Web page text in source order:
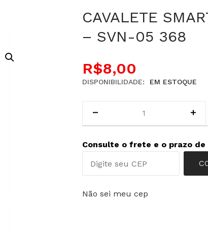
CAVALETE
– SVN-05 368
R$8,00
DISPONIBILIDADE: EM ESTOQUE
Consulte o frete e o prazo de
Não sei meu cep